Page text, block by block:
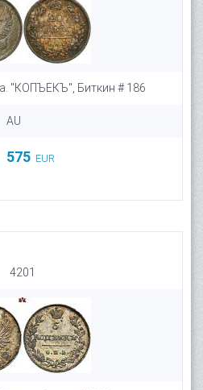
"КОПЪЕКЪ", Биткин # 186
AU
575 EUR
4201